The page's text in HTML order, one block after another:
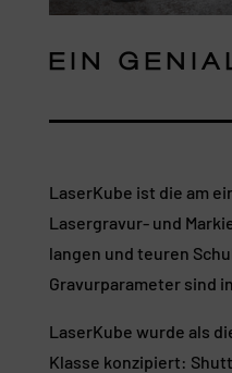
EIN
LaserKube ist die am
Lasergravur- und
langen und teuren
Gravurparameter sind
LaserKube wurde als
Klasse konzipiert: